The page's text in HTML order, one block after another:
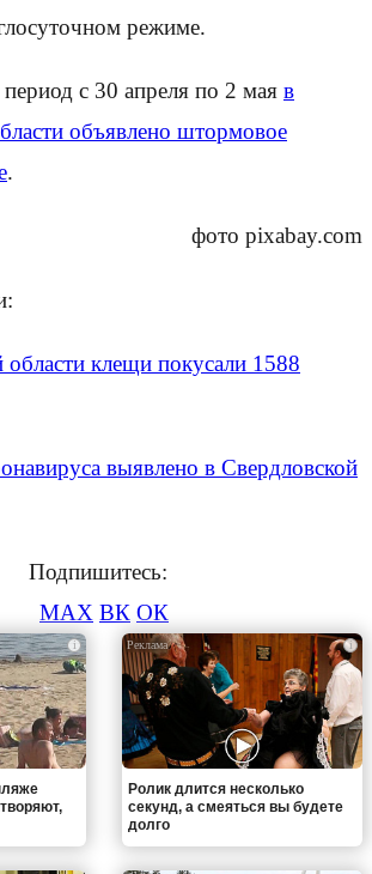
режиме.
с 30 апреля по 2 мая в
объявлено штормовое
.
фото pixabay.com
клещи покусали 1588
выявлено в Свердловской
Подпишитесь:
MAX ВК ОК
i i
Ролик длится несколько
секунд, а смеяться вы будете
долго